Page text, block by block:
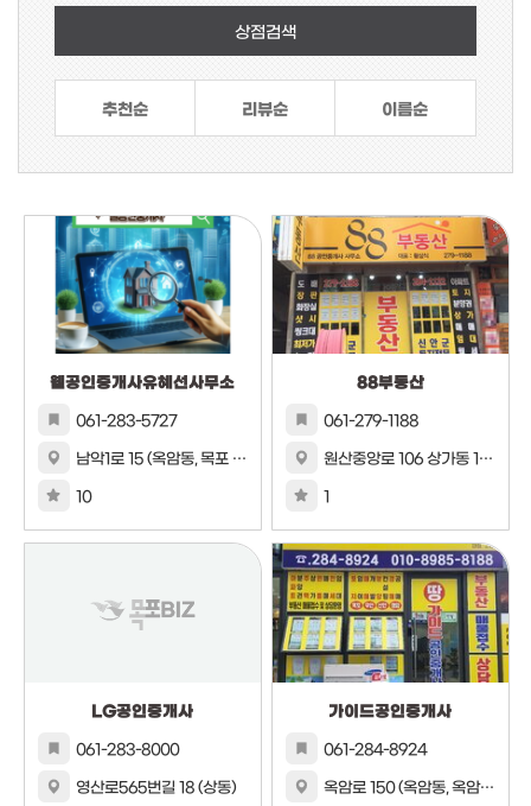
추천순 리뷰순 이름순
웰공인중개사유혜선사무소
061-283-5727
남악1로 15 (옥암동, 목포 한국아델리움)
10
88부동산
061-279-1188
원산중앙로 106 상가동 104호
1
LG공인중개사
061-283-8000
영산로565번길 18 (상동)
가이드공인중개사
061-284-8924
옥암로 150 (옥암동, 옥암2차 한국아델리움 아파트)